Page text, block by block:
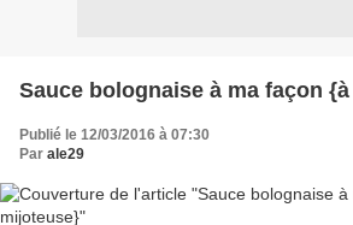
Sauce bolognaise à ma façon
Publié le 12/03/2016 à 07:30
Par ale29